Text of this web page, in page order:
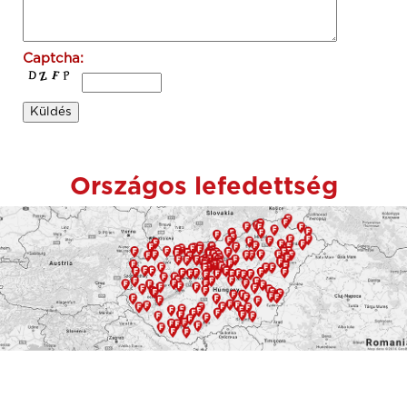
Captcha:
Országos lefedettség